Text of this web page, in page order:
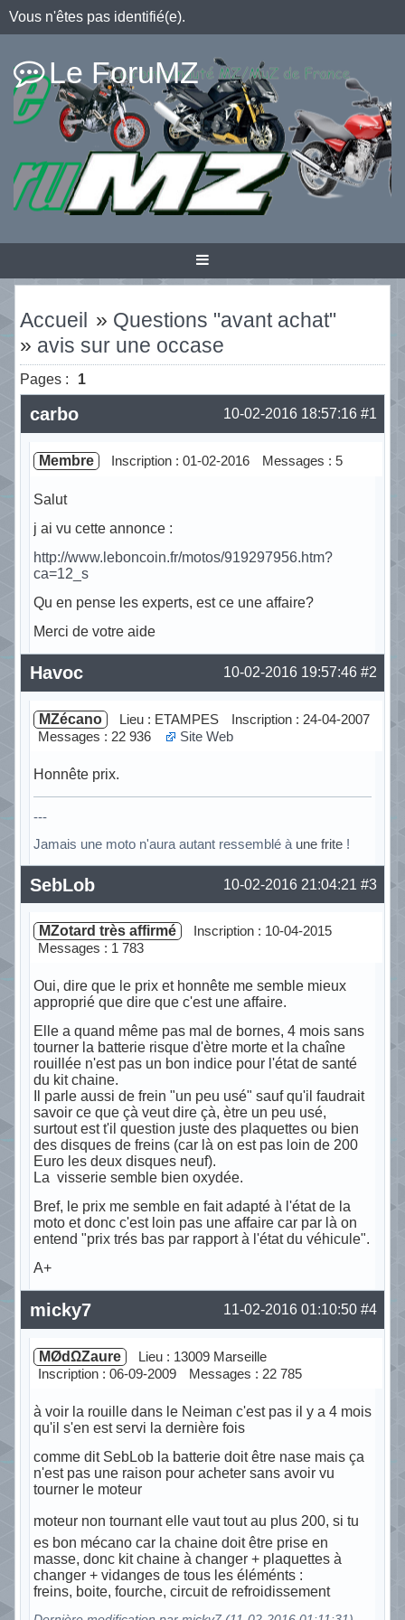
Vous n'êtes pas identifié(e).
Le ForuMZ
Accueil » Questions "avant achat"
» avis sur une occase
Pages : 1
#1
10-02-2016 18:57:16
carbo
Membre Inscription : 01-02-2016 Messages : 5
Salut
j ai vu cette annonce :
http://www.leboncoin.fr/motos/919297956.htm?
ca=12_s
Qu en pense les experts, est ce une affaire?
Merci de votre aide
Hors ligne #2
10-02-2016 19:57:46
Havoc
MZécano Lieu : ETAMPES
Inscription : 24-04-2007
Messages : 22 936
Site Web
Honnête prix.
---
Jamais une moto n'aura autant ressemblé à une frite!
Hors ligne #3
10-02-2016 21:04:21
SebLob
MZotard très affirmé
Inscription : 10-04-2015
Messages : 1 783
Oui, dire que le prix et honnête me semble mieux
approprié que dire que c'est une affaire.
Elle a quand même pas mal de bornes, 4 mois sans
tourner la batterie risque d'ètre morte et la chaîne
rouillée n'est pas un bon indice pour l'état de santé
du kit chaine.
Il parle aussi de frein "un peu usé" sauf qu'il faudrait
savoir ce que çà veut dire çà, ètre un peu usé,
surtout est t'il question juste des plaquettes ou bien
des disques de freins (car là on est pas loin de 200
Euro les deux disques neuf).
La visserie semble bien oxydée.
Bref, le prix me semble en fait adapté à l'état de la
moto et donc c'est loin pas une affaire car par là on
entend "prix trés bas par rapport à l'état du véhicule".
A+
Hors ligne #4
11-02-2016 01:10:50
micky7
MØdΩZaure
Lieu : 13009 Marseille
Inscription : 06-09-2009
Messages : 22 785
à voir la rouille dans le Neiman c'est pas il y a 4 mois
qu'il s'en est servi la dernière fois
comme dit SebLob la batterie doit être nase mais ça
n'est pas une raison pour acheter sans avoir vu
tourner le moteur
moteur non tournant elle vaut tout au plus 200, si tu
es bon mécano car la chaine doit être prise en
masse, donc kit chaine à changer + plaquettes à
changer + vidanges de tous les éléménts :
freins, boite, fourche, circuit de refroidissement